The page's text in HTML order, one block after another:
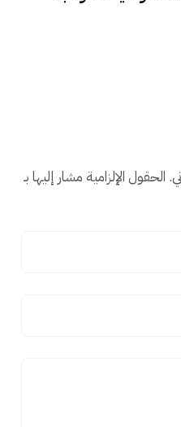
الحقول الإلزامية مشار إليها بـ